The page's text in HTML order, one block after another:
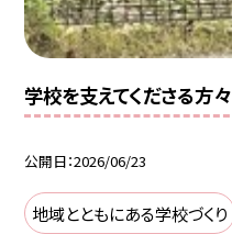
学校を支えてくださる方々
公開日 2026/06/23
地域とともにある学校づくり